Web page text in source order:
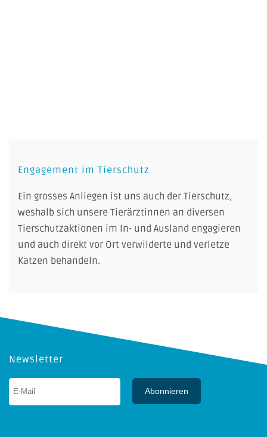
Engagement im Tierschutz
Ein grosses Anliegen ist uns auch der Tierschutz,
weshalb sich unsere Tierärztinnen an diversen
Tierschutzaktionen im In- und Ausland engagieren
und auch direkt vor Ort verwilderte und verletze
Katzen behandeln.
Newsletter
Abonnieren